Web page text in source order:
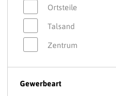
Ortsteile
Talsand
Zentrum
Gewerbeart